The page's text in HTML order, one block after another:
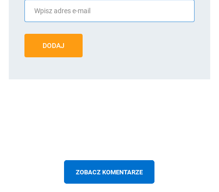
DODAJ
ZOBACZ KOMENTARZE